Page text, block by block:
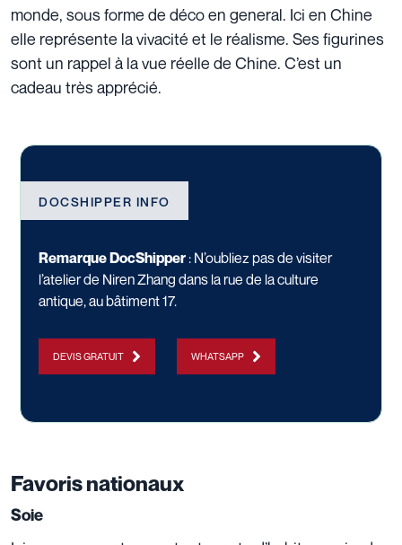
monde, sous forme de déco en general. Ici en Chine
elle représente la vivacité et le réalisme. Ses figurines
sont un rappel à la vue réelle de Chine. C’est un
cadeau très apprécié.
DOCSHIPPER INFO
Remarque DocShipper: N’oubliez pas de visiter
l’atelier de Niren Zhang dans la rue de la culture
antique, au bâtiment 17.
DEVIS GRATUIT WHATSAPP
Favoris nationaux
Soie